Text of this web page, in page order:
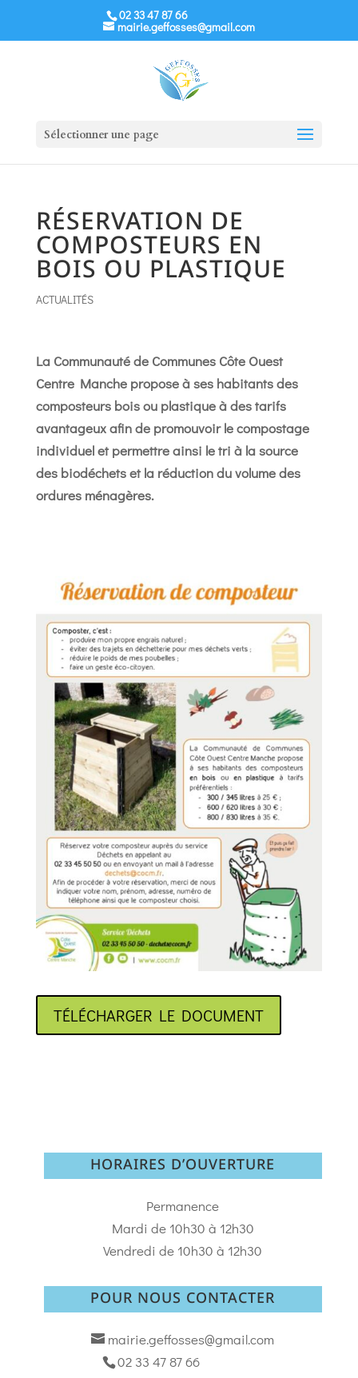
02 33 47 87 66
mairie.geffosses@gmail.com
Sélectionner une page
RÉSERVATION DE
COMPOSTEURS EN
BOIS OU PLASTIQUE
ACTUALITÉS
La Communauté de Communes Côte Ouest
Centre Manche propose à ses habitants des
composteurs bois ou plastique à des tarifs
avantageux afin de promouvoir le compostage
individuel et permettre ainsi le tri à la source
des biodéchets et la réduction du volume des
ordures ménagères.
TÉLÉCHARGER LE DOCUMENT
HORAIRES D’OUVERTURE
Permanence
Mardi de 10h30 à 12h30
Vendredi de 10h30 à 12h30
POUR NOUS CONTACTER
mairie.geffosses@gmail.com
02 33 47 87 66